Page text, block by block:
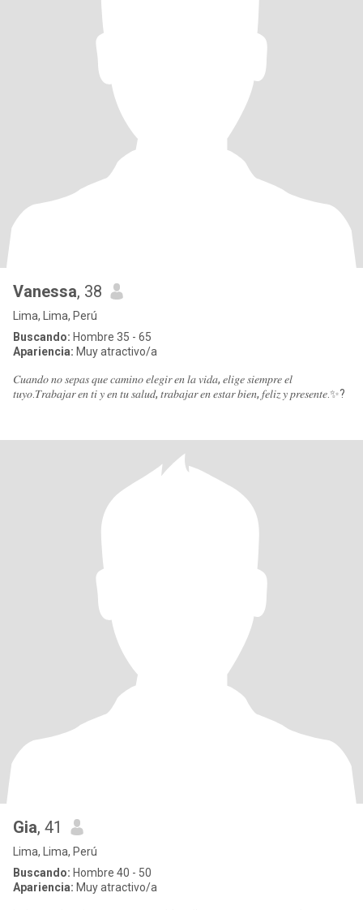
Vanessa, 38
Lima, Lima, Perú
Buscando: Hombre 35 - 65
Apariencia: Muy atractivo/a
𝐶𝑢𝑎𝑛𝑑𝑜 𝑛𝑜 𝑠𝑒𝑝𝑎𝑠 𝑞𝑢𝑒 𝑐𝑎𝑚𝑖𝑛𝑜 𝑒𝑙𝑒𝑔𝑖𝑟 𝑒𝑛 𝑙𝑎 𝑣𝑖𝑑𝑎, 𝑒𝑙𝑖𝑔𝑒 𝑠𝑖𝑒𝑚𝑝𝑟𝑒 𝑒𝑙
𝑡𝑢𝑦𝑜.𝑇𝑟𝑎𝑏𝑎𝑗𝑎𝑟 𝑒𝑛 𝑡𝑖 𝑦 𝑒𝑛 𝑡𝑢 𝑠𝑎𝑙𝑢𝑑, 𝑡𝑟𝑎𝑏𝑎𝑗𝑎𝑟 𝑒𝑛 𝑒𝑠𝑡𝑎𝑟 𝑏𝑖𝑒𝑛, 𝑓𝑒𝑙𝑖𝑧 𝑦 𝑝𝑟𝑒𝑠𝑒𝑛𝑡𝑒.✨?
Gia, 41
Lima, Lima, Perú
Buscando: Hombre 40 - 50
Apariencia: Muy atractivo/a